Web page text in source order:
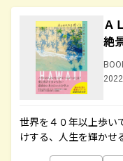
Ａ
絶
世界を４０年以上歩い
けする、人生を輝かせ